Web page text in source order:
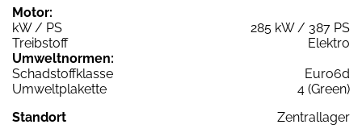
Motor:
kW / PS
285 kW / 387 PS
Treibstoff
Elektro
Umweltnormen:
Schadstoffklasse
Euro6d
Umweltplakette
4 (Green)
Standort
Zentrallager